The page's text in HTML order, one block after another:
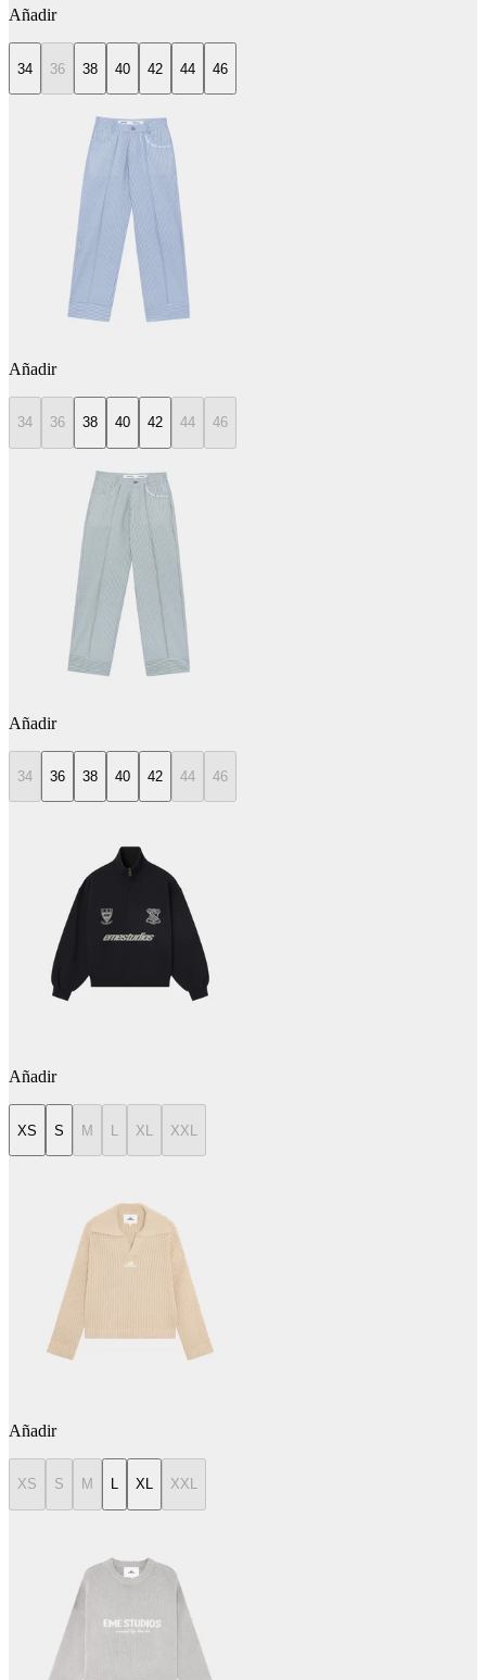
Añadir
34 36 38 40 42 44 46
Añadir
34 36 38 40 42 44 46
Añadir
34 36 38 40 42 44 46
Añadir
XS S M XL XXL
Añadir
XS S M L XL XXL